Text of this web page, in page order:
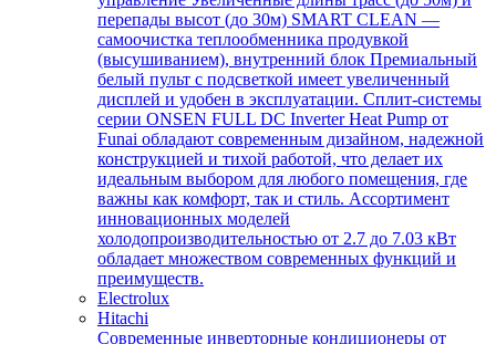
перепады высот (до 30м) SMART CLEAN —
самоочистка теплообменника продувкой
(высушиванием), внутренний блок Премиальный
белый пульт с подсветкой имеет увеличенный
дисплей и удобен в эксплуатации. Сплит-системы
серии ONSEN FULL DC Inverter Heat Pump от
Funai обладают современным дизайном, надежной
конструкцией и тихой работой, что делает их
идеальным выбором для любого помещения, где
важны как комфорт, так и стиль. Ассортимент
инновационных моделей
холодопроизводительностью от 2.7 до 7.03 кВт
обладает множеством современных функций и
преимуществ.
Electrolux
Hitachi
Современные инверторные кондиционеры от